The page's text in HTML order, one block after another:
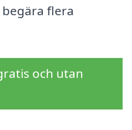
flera
och utan